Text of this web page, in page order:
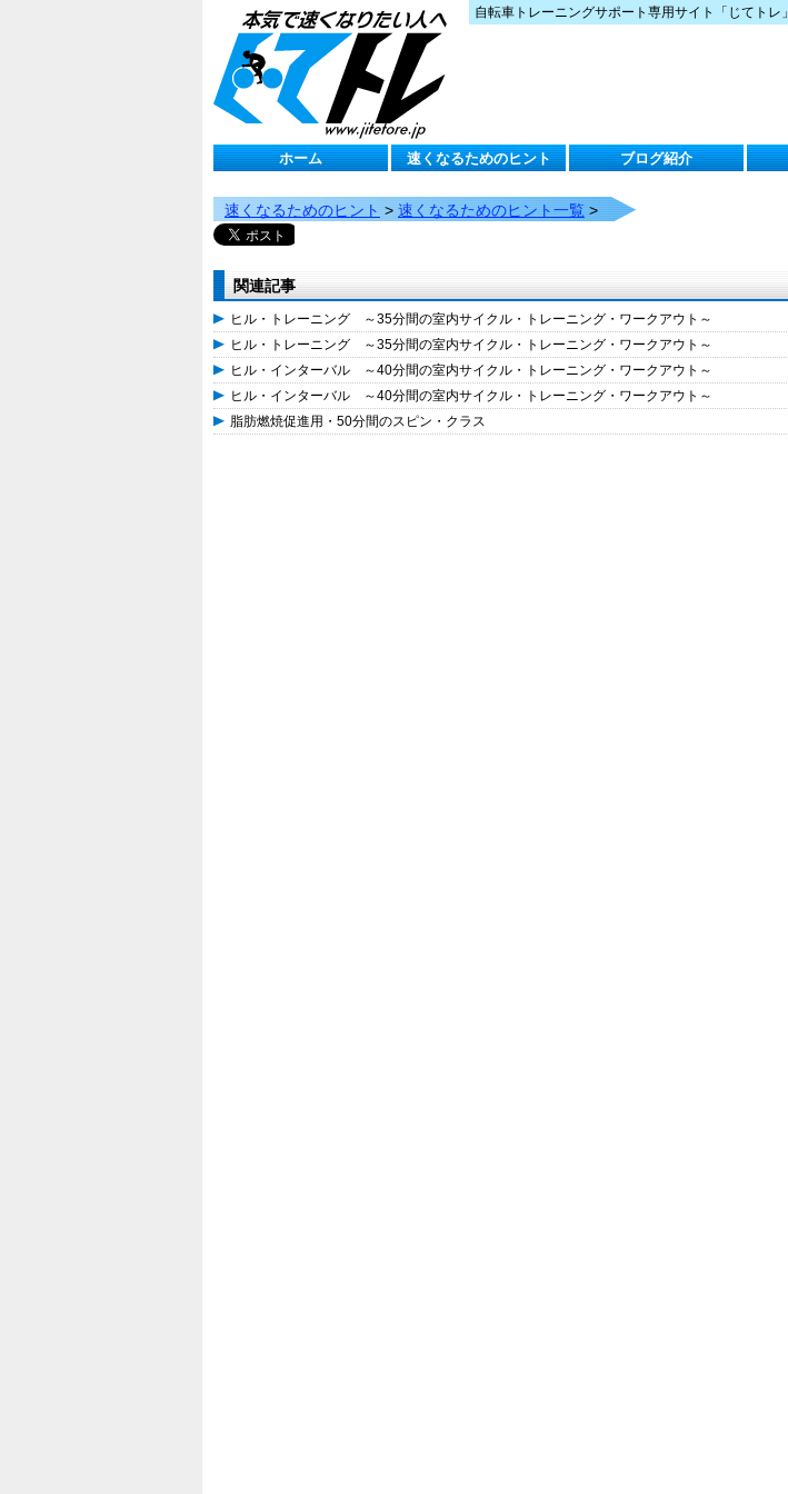
自転車トレーニングサポート専用サイト「じてトレ」
ホーム 速くなるためのヒント ブログ紹介
速くなるためのヒント > 速くなるためのヒント一覧 >
関連記事
ヒル・トレーニング ～35分間の室内サイクル・トレーニング・ワークアウト～
ヒル・トレーニング ～35分間の室内サイクル・トレーニング・ワークアウト～
ヒル・インターバル ～40分間の室内サイクル・トレーニング・ワークアウト～
ヒル・インターバル ～40分間の室内サイクル・トレーニング・ワークアウト～
脂肪燃焼促進用・50分間のスピン・クラス